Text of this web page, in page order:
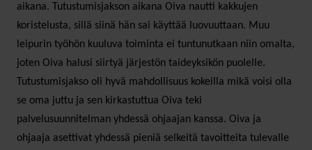
aikana. Tutustumisjakson aikana Oiva nautti kakkujen
koristelusta, sillä siinä hän sai käyttää luovuuttaan. Muu
leipurin työhön kuuluva toiminta ei tuntunutkaan niin omalta,
joten Oiva halusi siirtyä järjestön taide­yksikön puolelle.
Tutustumisjakso oli hyvä mahdollisuus kokeilla mikä voisi olla
se oma juttu ja sen kirkastuttua Oiva teki
palvelusuunnitelman yhdessä ohjaajan kanssa. Oiva ja
ohjaaja asettivat yhdessä pieniä selkeitä tavoitteita tulevalle